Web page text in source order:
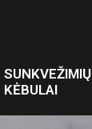
SUNKVEŽIMIŲ
KĖBULAI